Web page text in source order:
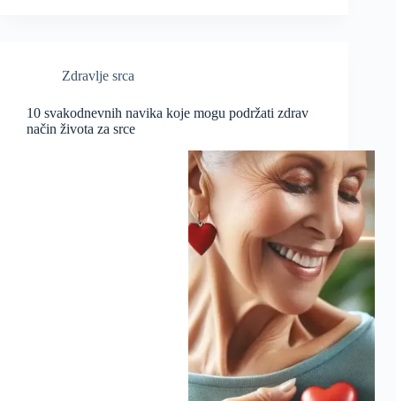
Zdravlje srca
10 svakodnevnih navika koje mogu podržati zdrav
način života za srce